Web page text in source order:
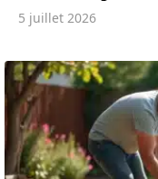
5 juillet 2026